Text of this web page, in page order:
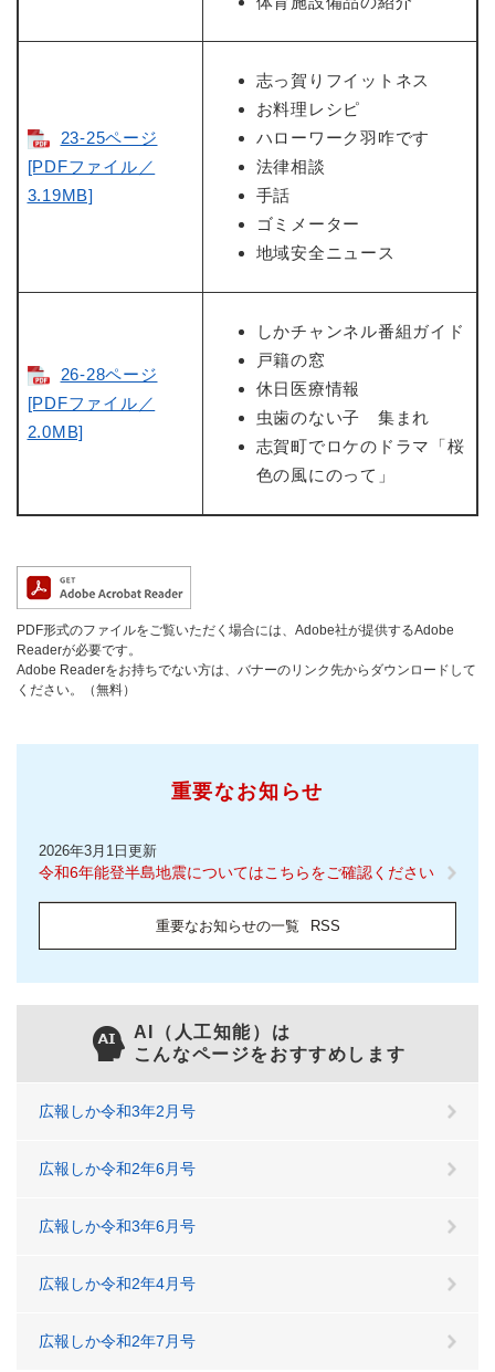
23-25ページ
[PDFファイル／
3.19MB]
志っ賀りフイットネス
お料理レシピ
ハローワーク羽咋です
法律相談
手話
ゴミメーター
地域安全ニュース
26-28ページ
[PDFファイル／
2.0MB]
しかチャンネル番組ガイド
戸籍の窓
休日医療情報
虫歯のない子 集まれ
志賀町でロケのドラマ「桜
色の風にのって」
PDF形式のファイルをご覧いただく場合には、Adobe社が提供するAdobe
Readerが必要です。
Adobe Readerをお持ちでない方は、バナーのリンク先からダウンロードして
ください。（無料）
重要なお知らせ
2026年3月1日更新
令和6年能登半島地震についてはこちらをご確認ください
重要なお知らせの一覧 RSS
AI（人工知能）は
こんなページをおすすめします
広報しか令和3年2月号
広報しか令和2年6月号
広報しか令和3年6月号
広報しか令和2年4月号
広報しか令和2年7月号